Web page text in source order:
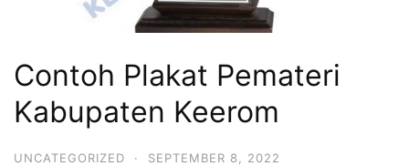
Contoh Plakat Pemateri
Kabupaten Keerom
UNCATEGORIZED · SEPTEMBER 8, 2022